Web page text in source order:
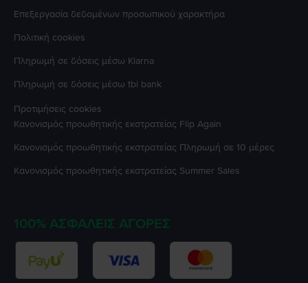
Επεξεργασία δεδομένων προσωπικού χαρακτήρα
Πολιτική cookies
Πληρωμή σε δόσεις μέσω Klarna
Πληρωμή σε δόσεις μέσω tbi bank
Προτιμήσεις cookies
Κανονισμός προωθητικής εκστρατείας Flip Again
Κανονισμός προωθητικής εκστρατείας Πληρωμή σε 10 μέρες
Κανονισμός προωθητικής εκστρατείας Summer Sales
100% ΑΣΦΑΛΕΊΣ ΑΓΟΡΈΣ